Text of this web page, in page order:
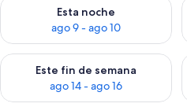
Esta noche
ago 9 - ago 10
Este fin de semana
ago 14 - ago 16
Consulta la disponibilidad para